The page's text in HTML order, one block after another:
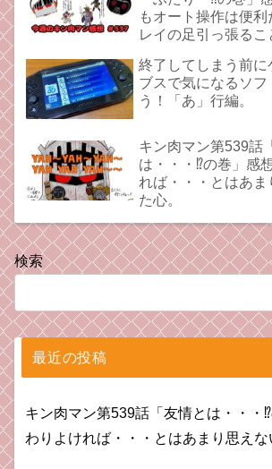
もオート操作は便
レイの足引っ張るこ
終了してしまう前に
ブスで気になるソフ
う！「あ」行編。
キン肉マン第539話
は・・・⁉︎の巻」感
れば・・・とはあ
た心。
検索
最近の投稿
キン肉マン第539話「友情とは・・・
わりよければ・・・とはあまり思えな